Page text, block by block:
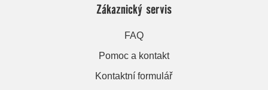
Zákaznický servis
FAQ
Pomoc a kontakt
Kontaktní formulář